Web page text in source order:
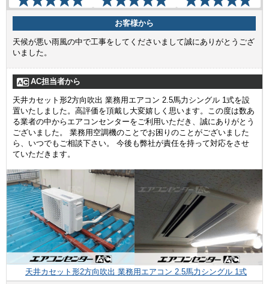
お客様から
天候が悪い雨風の中で工事をしてくださいまして誠にありがとうござ
いました。
AC担当者から
天井カセット形2方向吹出 業務用エアコン 2.5馬力シングル 1式を設
置いたしました。高評価を頂戴し大変嬉しく思います。この度は数あ
る業者の中からエアコンセンターをご利用いただき、誠にありがとう
ございました。 業務用空調機のことでお困りのことがございました
ら、いつでもご相談下さい。 今後も弊社が責任を持って対応をさせ
ていただきます。
天井カセット形2方向吹出 業務用エアコン 2.5馬力シングル 1式